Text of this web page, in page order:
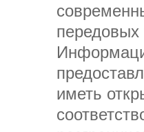
передовых
иметь